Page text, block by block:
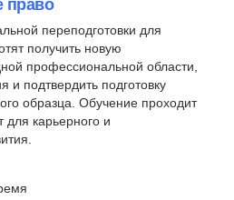
право
переподготовки для
получить новую
профессиональной области,
и подтвердить подготовку
образца. Обучение проходит
для карьерного и